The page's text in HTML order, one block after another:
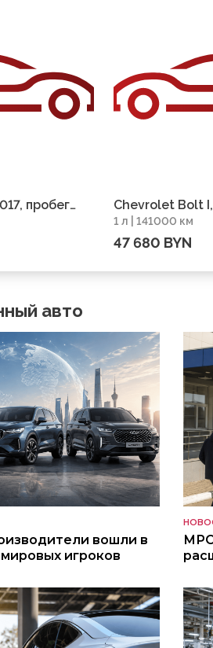
пробег
Chevrolet Bolt
141000 км
1 л | 141000 км
47 680 BYN
авто
вошли в
игроков